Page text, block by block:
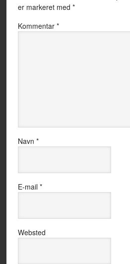
er markeret med *
Kommentar *
Navn *
E-mail *
Websted